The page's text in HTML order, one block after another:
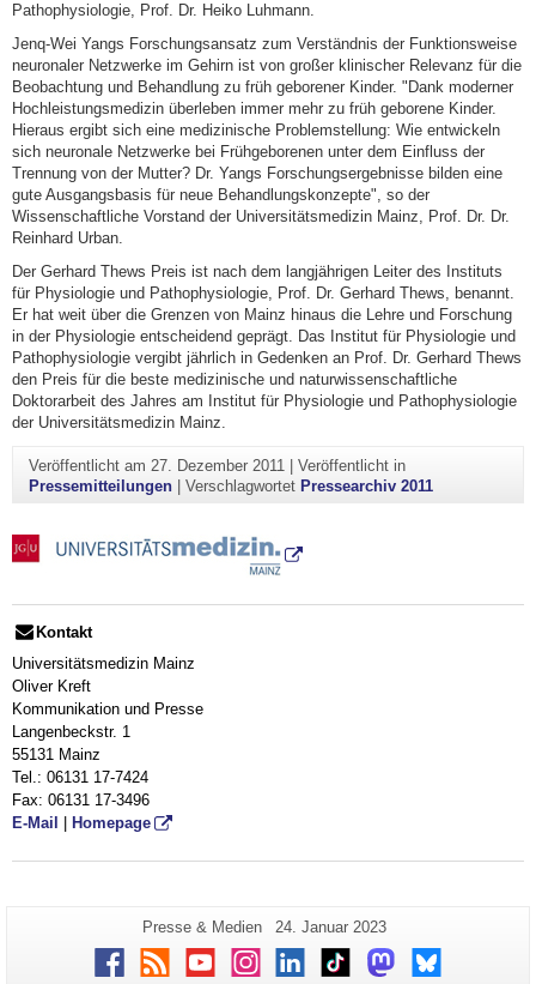
Pathophysiologie, Prof. Dr. Heiko Luhmann.
Jenq-Wei Yangs Forschungsansatz zum Verständnis der Funktionsweise
neuronaler Netzwerke im Gehirn ist von großer klinischer Relevanz für die
Beobachtung und Behandlung zu früh geborener Kinder. "Dank moderner
Hochleistungsmedizin überleben immer mehr zu früh geborene Kinder.
Hieraus ergibt sich eine medizinische Problemstellung: Wie entwickeln
sich neuronale Netzwerke bei Frühgeborenen unter dem Einfluss der
Trennung von der Mutter? Dr. Yangs Forschungsergebnisse bilden eine
gute Ausgangsbasis für neue Behandlungskonzepte", so der
Wissenschaftliche Vorstand der Universitätsmedizin Mainz, Prof. Dr. Dr.
Reinhard Urban.
Der Gerhard Thews Preis ist nach dem langjährigen Leiter des Instituts
für Physiologie und Pathophysiologie, Prof. Dr. Gerhard Thews, benannt.
Er hat weit über die Grenzen von Mainz hinaus die Lehre und Forschung
in der Physiologie entscheidend geprägt. Das Institut für Physiologie und
Pathophysiologie vergibt jährlich in Gedenken an Prof. Dr. Gerhard Thews
den Preis für die beste medizinische und naturwissenschaftliche
Doktorarbeit des Jahres am Institut für Physiologie und Pathophysiologie
der Universitätsmedizin Mainz.
Veröffentlicht am 27. Dezember 2011 | Veröffentlicht in
Pressemitteilungen| Verschlagwortet Pressearchiv 2011
Kontakt
Universitätsmedizin Mainz
Oliver Kreft
Kommunikation und Presse
Langenbeckstr. 1
55131 Mainz
Tel.: 06131 17-7424
Fax: 06131 17-3496
E-Mail | Homepage
Zusätzliche
Informationen
zu
Seiten-
Name:
Presse & Medien
Letzte
Aktualisierung:
24. Januar 2023
Facebook
RSS YoutubeInstagram
LinkedInTikTokMastodonBluesky